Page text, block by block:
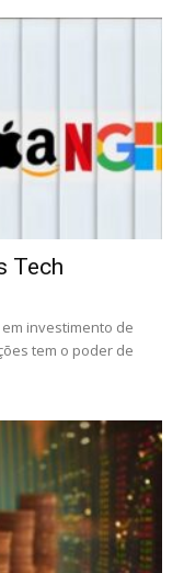
Tech
investimento de
tem o poder de